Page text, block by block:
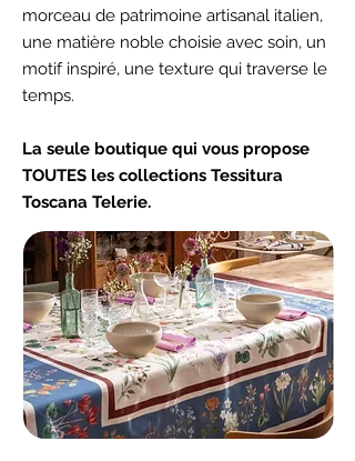
morceau de patrimoine artisanal italien,
une matière noble choisie avec soin, un
motif inspiré, une texture qui traverse le
temps.
La seule boutique qui vous propose
TOUTES les collections Tessitura
Toscana Telerie.